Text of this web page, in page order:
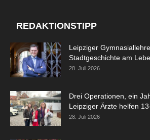
REDAKTIONSTIPP
Leipziger
Stadtgeschichte am
28. Juli 2026
Drei Operationen, ein
Leipziger Ärzte helfen
28. Juli 2026